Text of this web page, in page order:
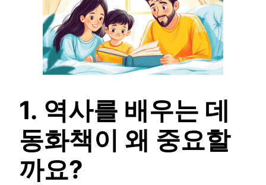
1. 역사를 배우는 데
동화책이 왜 중요할
까요?